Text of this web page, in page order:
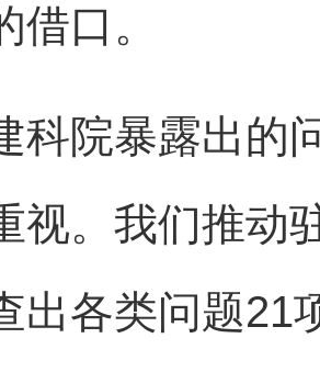
借口。
院暴露出的问
视。我们推动
出各类问题21